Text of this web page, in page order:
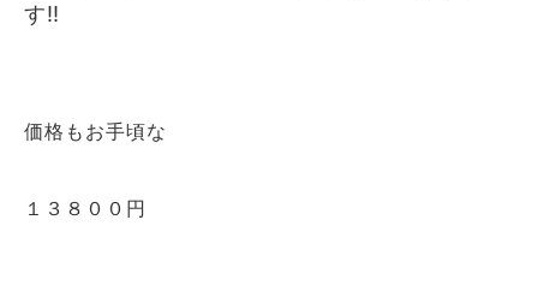
す‼️
価格もお手頃な
１３８００円